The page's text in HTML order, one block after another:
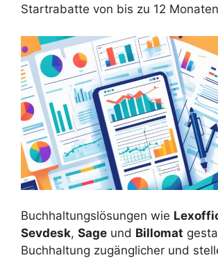
Startrabatte von bis zu 12
Buchhaltungslösungen wie
Sevdesk, Sage und Billomat
Buchhaltung zugänglicher und